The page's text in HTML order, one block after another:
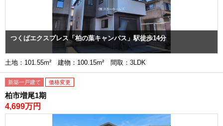
つくばエクスプレス「柏の葉キャンパス」駅徒歩14分
土地：101.55m² 建物：100.15m² 間取：3LDK
新築一戸建て 価格変更
柏市増尾1期
4,699万円